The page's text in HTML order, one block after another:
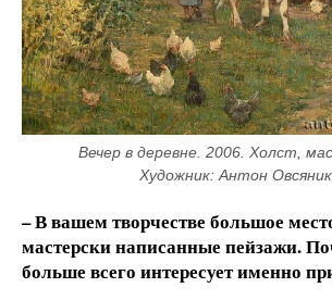
Вечер в деревне. 2006. Холст,
Художник: Антон
– В вашем творчестве большое
мастерски написанные пейзажи.
больше всего интересует именно